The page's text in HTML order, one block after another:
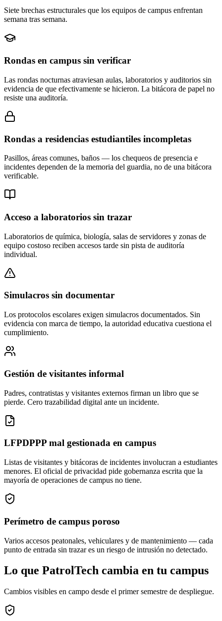
Siete brechas estructurales que los equipos de campus enfrentan
semana tras semana.
Rondas en campus sin verificar
Las rondas nocturnas atraviesan aulas, laboratorios y auditorios sin
evidencia de que efectivamente se hicieron. La bitácora de papel no
resiste una auditoría.
Rondas a residencias estudiantiles incompletas
Pasillos, áreas comunes, baños — los chequeos de presencia e
incidentes dependen de la memoria del guardia, no de una bitácora
verificable.
Acceso a laboratorios sin trazar
Laboratorios de química, biología, salas de servidores y zonas de
equipo costoso reciben accesos tarde sin pista de auditoría
individual.
Simulacros sin documentar
Los protocolos escolares exigen simulacros documentados. Sin
evidencia con marca de tiempo, la autoridad educativa cuestiona el
cumplimiento.
Gestión de visitantes informal
Padres, contratistas y visitantes externos firman un libro que se
pierde. Cero trazabilidad digital ante un incidente.
LFPDPPP mal gestionada en campus
Listas de visitantes y bitácoras de incidentes involucran a estudiantes
menores. El oficial de privacidad pide gobernanza escrita que la
mayoría de operaciones de campus no tiene.
Perímetro de campus poroso
Varios accesos peatonales, vehiculares y de mantenimiento — cada
punto de entrada sin trazar es un riesgo de intrusión no detectado.
Lo que PatrolTech cambia en tu campus
Cambios visibles en campo desde el primer semestre de despliegue.